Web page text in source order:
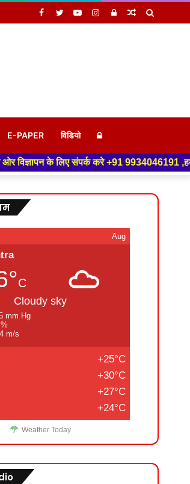
Random
Log
Instagram
YouTube
Twitter
Facebook
E-PAPER विडियो Log
In
करे +91 9934046191 ,हमारे यूट्यूब चैनल
Aug
C
Cloudy sky
mm Hg
m/s
+25°C
+30°C
+27°C
+24°C
Weather Today